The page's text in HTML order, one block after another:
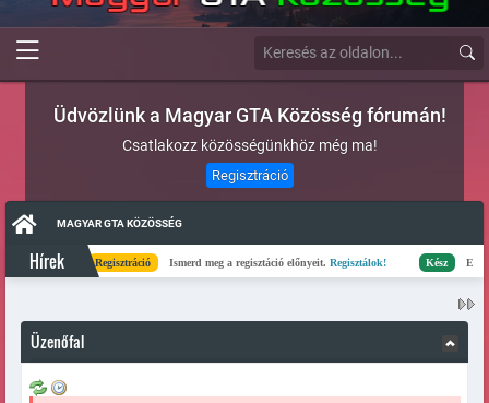
Üdvözlünk a Magyar GTA Közösség fórumán!
Csatlakozz közösségünkhöz még ma!
Regisztráció
MAGYAR GTA KÖZÖSSÉG
HírekRegisztráció Ismerd meg a regisztáció előnyeit.Regisztálok! Kész Elkészült a
Üzenőfal